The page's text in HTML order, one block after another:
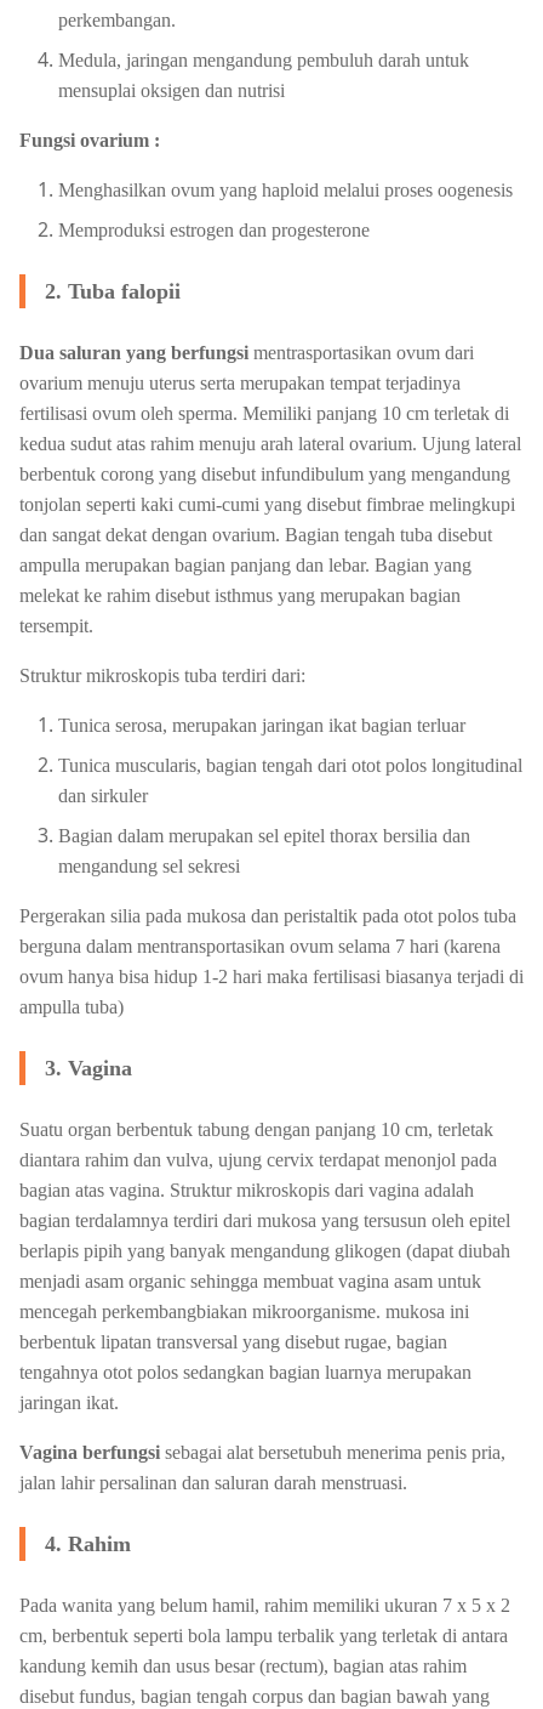
perkembangan.
Medula, jaringan mengandung pembuluh darah untuk
mensuplai oksigen dan nutrisi
Fungsi ovarium :
Menghasilkan ovum yang haploid melalui proses oogenesis
Memproduksi estrogen dan progesterone
2. Tuba falopii
Dua saluran yang berfungsi mentrasportasikan ovum dari
ovarium menuju uterus serta merupakan tempat terjadinya
fertilisasi ovum oleh sperma. Memiliki panjang 10 cm terletak di
kedua sudut atas rahim menuju arah lateral ovarium. Ujung lateral
berbentuk corong yang disebut infundibulum yang mengandung
tonjolan seperti kaki cumi-cumi yang disebut fimbrae melingkupi
dan sangat dekat dengan ovarium. Bagian tengah tuba disebut
ampulla merupakan bagian panjang dan lebar. Bagian yang
melekat ke rahim disebut isthmus yang merupakan bagian
tersempit.
Struktur mikroskopis tuba terdiri dari:
Tunica serosa, merupakan jaringan ikat bagian terluar
Tunica muscularis, bagian tengah dari otot polos longitudinal
dan sirkuler
Bagian dalam merupakan sel epitel thorax bersilia dan
mengandung sel sekresi
Pergerakan silia pada mukosa dan peristaltik pada otot polos tuba
berguna dalam mentransportasikan ovum selama 7 hari (karena
ovum hanya bisa hidup 1-2 hari maka fertilisasi biasanya terjadi di
ampulla tuba)
3. Vagina
Suatu organ berbentuk tabung dengan panjang 10 cm, terletak
diantara rahim dan vulva, ujung cervix terdapat menonjol pada
bagian atas vagina. Struktur mikroskopis dari vagina adalah
bagian terdalamnya terdiri dari mukosa yang tersusun oleh epitel
berlapis pipih yang banyak mengandung glikogen (dapat diubah
menjadi asam organic sehingga membuat vagina asam untuk
mencegah perkembangbiakan mikroorganisme. mukosa ini
berbentuk lipatan transversal yang disebut rugae, bagian
tengahnya otot polos sedangkan bagian luarnya merupakan
jaringan ikat.
Vagina berfungsi sebagai alat bersetubuh menerima penis pria,
jalan lahir persalinan dan saluran darah menstruasi.
4. Rahim
Pada wanita yang belum hamil, rahim memiliki ukuran 7 x 5 x 2
cm, berbentuk seperti bola lampu terbalik yang terletak di antara
kandung kemih dan usus besar (rectum), bagian atas rahim
disebut fundus, bagian tengah corpus dan bagian bawah yang